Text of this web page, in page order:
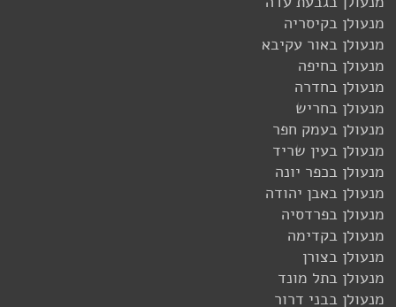
מנעולן בקיסריה
מנעולן באור עקיבא
מנעולן בחיפה
מנעולן בחדרה
מנעולן בחריש
מנעולן בעמק חפר
מנעולן בעין שריד
מנעולן בכפר יונה
מנעולן באבן יהודה
מנעולן בפרדסיה
מנעולן בקדימה
מנעולן בצורן
מנעולן בתל מונד
מנעולן בבני דרור